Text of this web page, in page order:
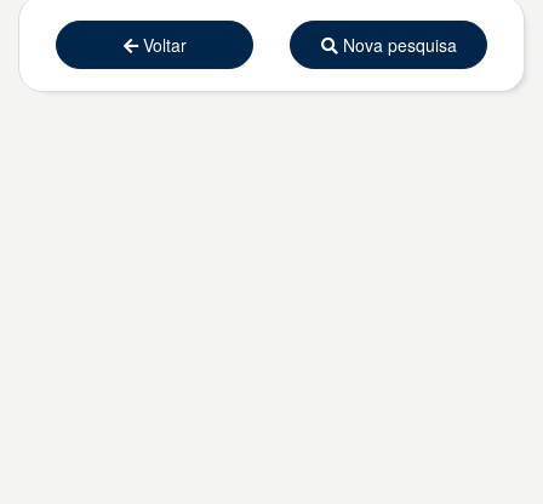
Voltar Nova pesquisa